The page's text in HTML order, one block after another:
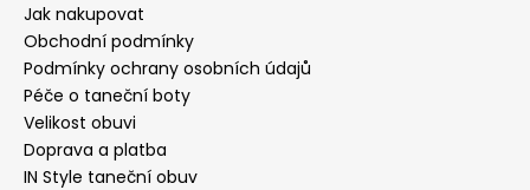
Jak nakupovat
Obchodní podmínky
Podmínky ochrany osobních údajů
Péče o taneční boty
Velikost obuvi
Doprava a platba
IN Style taneční obuv